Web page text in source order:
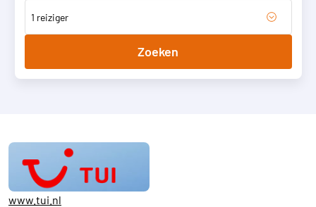
1 reiziger
Zoeken
www.tui.nl